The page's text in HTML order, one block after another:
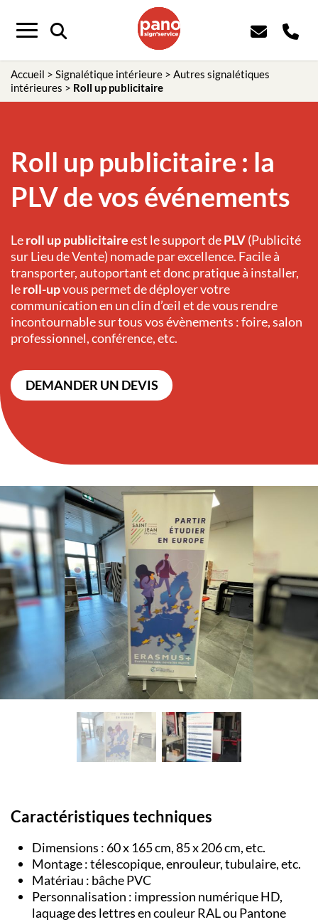
Menu
Accueil > Signalétique intérieure > Autres signalétiques
intérieures > Roll up publicitaire
Roll up publicitaire : la
PLV de vos événements
Leroll up publicitaireest le support dePLV(Publicité
sur Lieu de Vente) nomade par excellence. Facile à
transporter, autoportant et donc pratique à installer,
leroll-upvous permet de déployer votre
communication en un clin d’œil et de vous rendre
incontournable sur tous vos évènements : foire, salon
professionnel, conférence, etc.
DEMANDER UN DEVIS
Caractéristiques techniques
Dimensions : 60 x 165 cm, 85 x 206 cm, etc.
Montage : télescopique, enrouleur, tubulaire, etc.
Matériau : bâche PVC
Personnalisation : impression numérique HD,
laquage des lettres en couleur RAL ou Pantone